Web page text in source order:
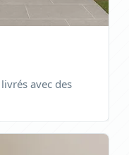
avec des